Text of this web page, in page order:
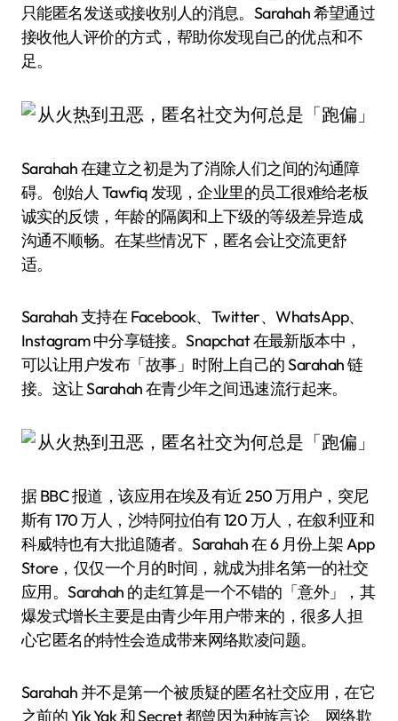
只能匿名发送或接收别人的消息。Sarahah 希望通过
接收他人评价的方式，帮助你发现自己的优点和不
足。
Sarahah 在建立之初是为了消除人们之间的沟通障
碍。创始人 Tawfiq 发现，企业里的员工很难给老板
诚实的反馈，年龄的隔阂和上下级的等级差异造成
沟通不顺畅。在某些情况下，匿名会让交流更舒
适。
Sarahah 支持在 Facebook、Twitter、WhatsApp、
Instagram 中分享链接。Snapchat 在最新版本中，
可以让用户发布「故事」时附上自己的 Sarahah 链
接。这让 Sarahah 在青少年之间迅速流行起来。
据 BBC 报道，该应用在埃及有近 250 万用户，突尼
斯有 170 万人，沙特阿拉伯有 120 万人，在叙利亚和
科威特也有大批追随者。Sarahah 在 6 月份上架 App
Store，仅仅一个月的时间，就成为排名第一的社交
应用。Sarahah 的走红算是一个不错的「意外」，其
爆发式增长主要是由青少年用户带来的，很多人担
心它匿名的特性会造成带来网络欺凌问题。
Sarahah 并不是第一个被质疑的匿名社交应用，在它
之前的 Yik Yak 和 Secret 都曾因为种族言论、网络欺